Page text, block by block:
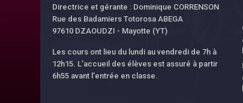
Directrice et gérante : Dominique CORRENSON
Rue des Badamiers Totorosa ABEGA
97610 DZAOUDZI - Mayotte (YT)
Les cours ont lieu du lundi au vendredi de 7h à
12h15. L’accueil des élèves est assuré à partir
6h55 avant l’entrée en classe.